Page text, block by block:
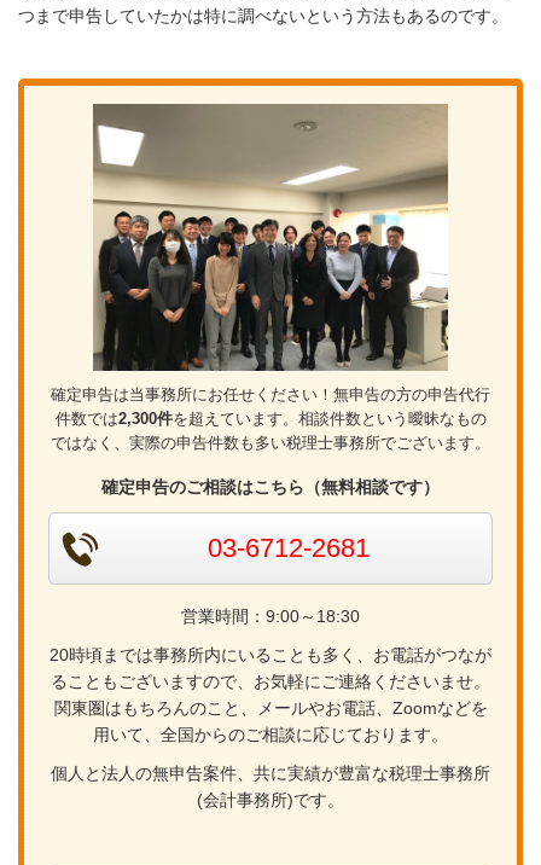
つまで申告していたかは特に調べないという方法もあるのです。
確定申告は当事務所にお任せください！無申告の方の申告代行
件数では2,300件を超えています。相談件数という曖昧なもの
ではなく、実際の申告件数も多い税理士事務所でございます。
確定申告のご相談はこちら（無料相談です）
03-6712-2681
営業時間：9:00～18:30
20時頃までは事務所内にいることも多く、お電話がつなが
ることもございますので、お気軽にご連絡くださいませ。
関東圏はもちろんのこと、メールやお電話、Zoomなどを
用いて、全国からのご相談に応じております。
個人と法人の無申告案件、共に実績が豊富な税理士事務所
(会計事務所)です。